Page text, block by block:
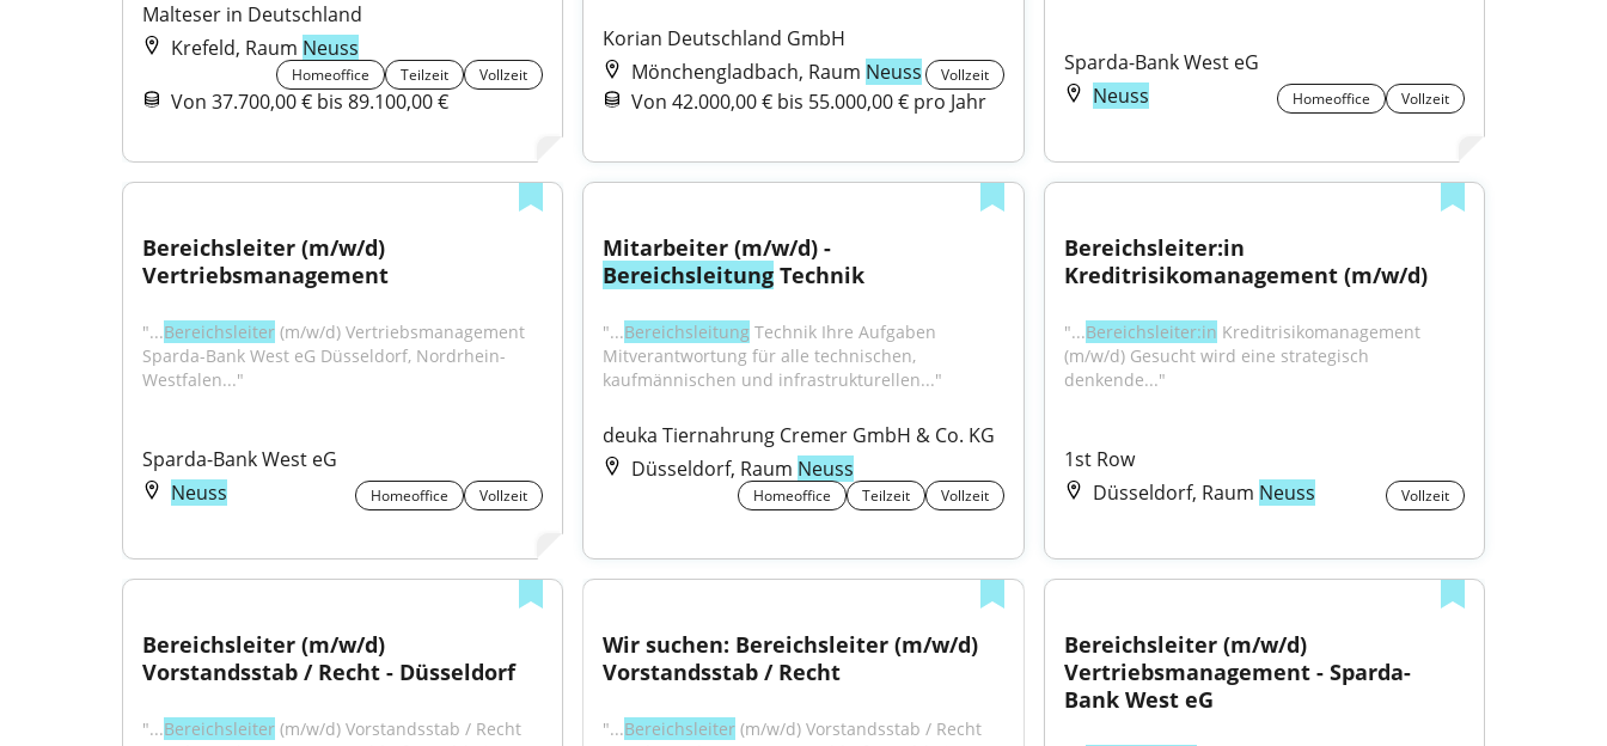
Malteser in Deutschland
Krefeld, Raum Neuss
Homeoffice Teilzeit Vollzeit
Von 37.700,00 € bis 89.100,00 €
Korian Deutschland GmbH
Mönchengladbach, Raum Neuss Vollzeit
Von 42.000,00 € bis 55.000,00 € pro Jahr
Sparda-Bank West eG
Neuss
Homeoffice Vollzeit
Bereichsleiter (m/w/d)
Vertriebsmanagement
"...Bereichsleiter (m/w/d) Vertriebsmanagement
Sparda-Bank West eG Düsseldorf, Nordrhein-
Westfalen..."
Sparda-Bank West eG
Neuss
Homeoffice Vollzeit
Bereichsleitung Technik
"...Bereichsleitung Technik Ihre Aufgaben
Mitverantwortung für alle technischen,
kaufmännischen und infrastrukturellen..."
deuka Tiernahrung Cremer GmbH & Co. KG
Düsseldorf, Raum Neuss
Homeoffice Teilzeit Vollzeit
Bereichsleiter:in
Kreditrisikomanagement (m/w/d)
"...Bereichsleiter:in Kreditrisikomanagement
(m/w/d) Gesucht wird eine strategisch
denkende..."
1st Row
Düsseldorf, Raum Neuss Vollzeit
Bereichsleiter (m/w/d)
Vorstandsstab / Recht - Düsseldorf
"...Bereichsleiter (m/w/d) Vorstandsstab / Recht
Wir suchen: Bereichsleiter (m/w/d)
Vorstandsstab / Recht
"...Bereichsleiter (m/w/d) Vorstandsstab / Recht
Bereichsleiter (m/w/d)
Vertriebsmanagement - Sparda-
Bank West eG